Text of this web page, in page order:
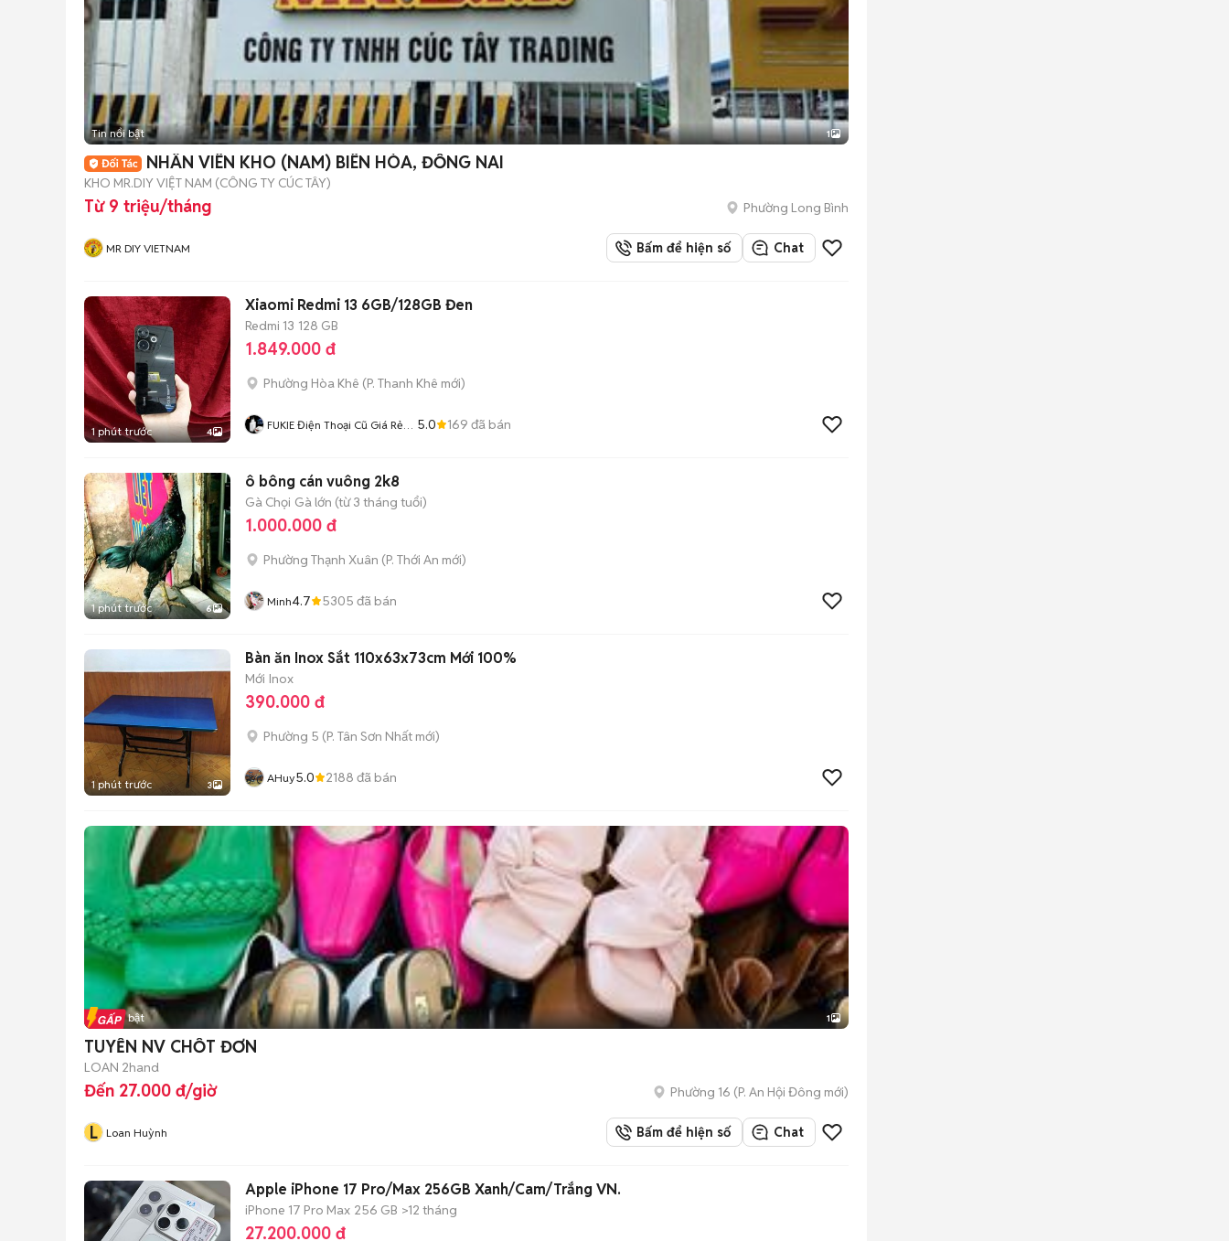
Tin nổi bật 1
NHÂN VIÊN KHO (NAM) BIÊN HÒA, ĐỒNG NAI
KHO MR.DIY VIỆT NAM (CÔNG TY CÚC TÂY)
Từ 9 triệu/tháng Phường Long Bình
MR DIY VIETNAM Bấm để hiện số Chat
1 phút trước 4
Xiaomi Redmi 13 6GB/128GB Đen
Redmi 13 128 GB
1.849.000 đ
Phường Hòa Khê (P. Thanh Khê mới)
FUKIE Điện Thoại Cũ Giá Rẻ
5.0 169 đã bán
1 phút trước 6
ô bông cán vuông 2k8
Gà Chọi Gà lớn (từ 3 tháng tuổi)
1.000.000 đ
Phường Thạnh Xuân (P. Thới An mới)
Minh4.7 5305 đã bán
1 phút trước 3
Bàn ăn Inox Sắt 110x63x73cm Mới 100%
Mới Inox
390.000 đ
Phường 5 (P. Tân Sơn Nhất mới)
AHuy5.0 2188 đã bán
Tin nổi bật 1
TUYỂN NV CHỐT ĐƠN
LOAN 2hand
Đến 27.000 đ/giờ Phường 16 (P. An Hội Đông mới)
L Loan Huỳnh Bấm để hiện số Chat
Apple iPhone 17 Pro/Max 256GB Xanh/Cam/Trắng VN.
iPhone 17 Pro Max 256 GB >12 tháng
27.200.000 đ